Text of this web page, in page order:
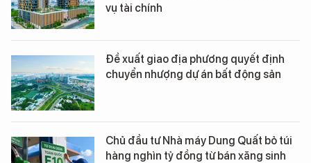
vụ tài chính
Đề xuất giao địa phương quyết định
chuyển nhượng dự án bất động sản
Chủ đầu tư Nhà máy Dung Quất bỏ túi
hàng nghìn tỷ đồng từ bán xăng sinh